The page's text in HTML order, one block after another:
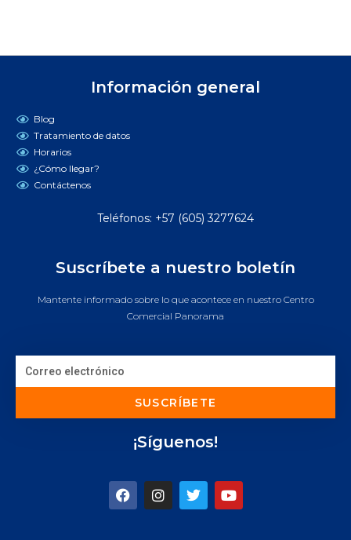
Información general
Blog
Tratamiento de datos
Horarios
¿Cómo llegar?
Contáctenos
Teléfonos: +57 (605) 3277624
Suscríbete a nuestro boletín
Mantente informado sobre lo que acontece en nuestro Centro
Comercial Panorama
SUSCRÍBETE
¡Síguenos!